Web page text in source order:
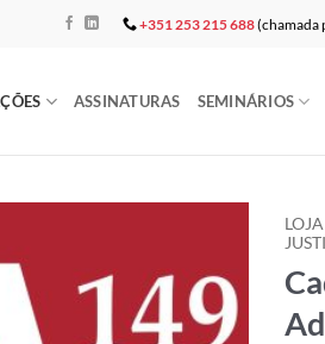
+351 253 215 688(chamada
ASSINATURAS SEMINÁRIOS
Add to
wishlist
LOJA